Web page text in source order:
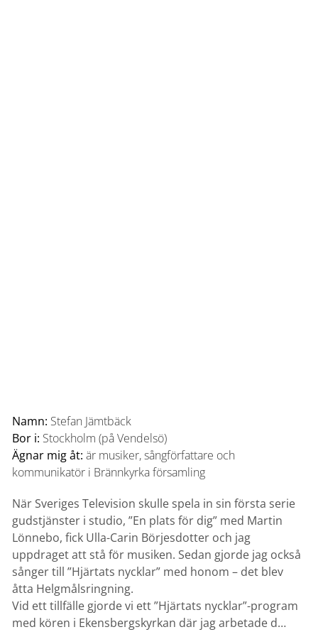
Namn: Stefan Jämtbäck
Bor i: Stockholm (på Vendelsö)
Ägnar mig åt:är musiker, sångförfattare och
kommunikatör i Brännkyrka församling
När Sveriges Television skulle spela in sin första serie
gudstjänster i studio, ”En plats för dig” med Martin
Lönnebo, fick Ulla-Carin Börjesdotter och jag
uppdraget att stå för musiken. Sedan gjorde jag också
sånger till ”Hjärtats nycklar” med honom – det blev
åtta Helgmålsringning.
Vid ett tillfälle gjorde vi ett ”Hjärtats nycklar”-program
med kören i Ekensbergskyrkan där jag arbetade d…